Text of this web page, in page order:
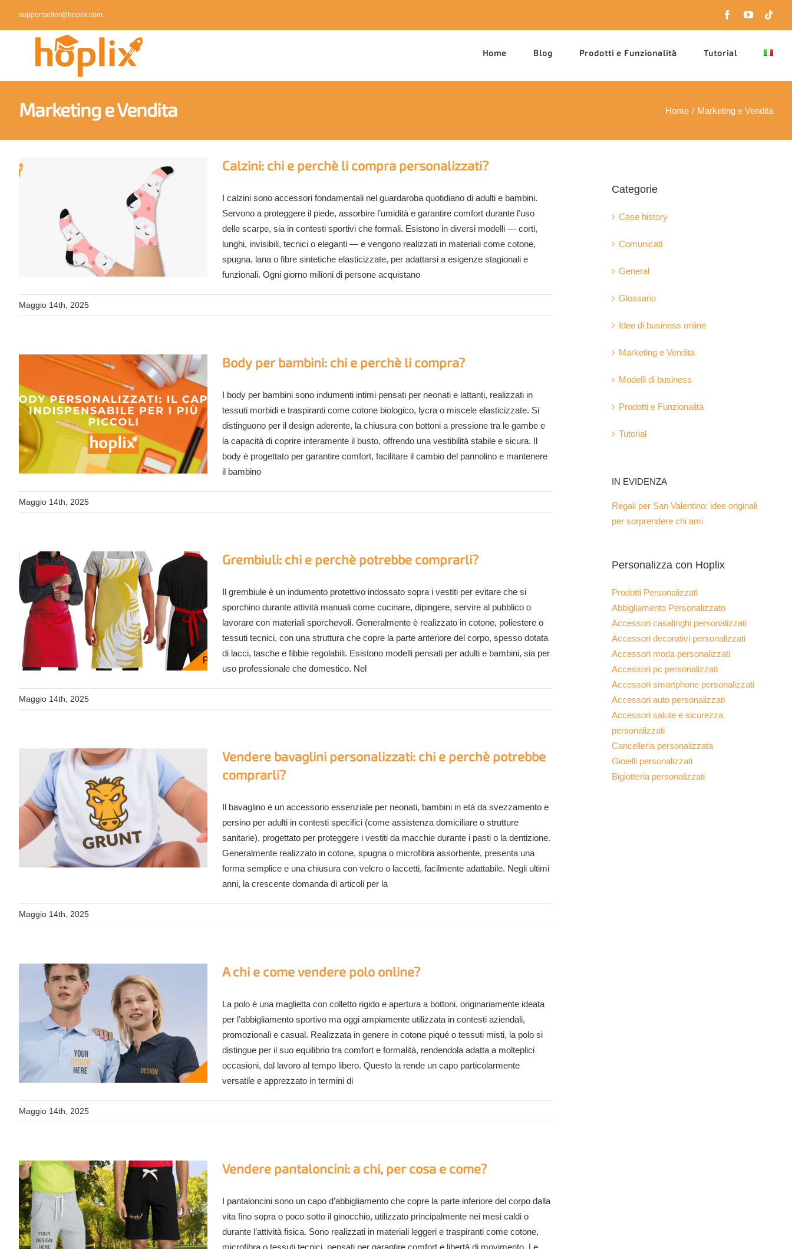
supportseller@hoplix.com FacebookYouTube
Home Blog Prodotti e Funzionalità Tutorial
Marketing e Vendita Home Marketing e Vendita
Calzini: chi e perchè li compra personalizzati?
I calzini sono accessori fondamentali nel guardaroba quotidiano di adulti e bambini.
Servono a proteggere il piede, assorbire l’umidità e garantire comfort durante l’uso
delle scarpe, sia in contesti sportivi che formali. Esistono in diversi modelli — corti,
lunghi, invisibili, tecnici o eleganti — e vengono realizzati in materiali come cotone,
spugna, lana o fibre sintetiche elasticizzate, per adattarsi a esigenze stagionali e
funzionali. Ogni giorno milioni di persone acquistano
Maggio 14th, 2025
Body per bambini: chi e perchè li compra?
I body per bambini sono indumenti intimi pensati per neonati e lattanti, realizzati in
tessuti morbidi e traspiranti come cotone biologico, lycra o miscele elasticizzate. Si
distinguono per il design aderente, la chiusura con bottoni a pressione tra le gambe e
la capacità di coprire interamente il busto, offrendo una vestibilità stabile e sicura. Il
body è progettato per garantire comfort, facilitare il cambio del pannolino e mantenere
il bambino
Maggio 14th, 2025
Grembiuli: chi e perchè potrebbe comprarli?
Il grembiule è un indumento protettivo indossato sopra i vestiti per evitare che si
sporchino durante attività manuali come cucinare, dipingere, servire al pubblico o
lavorare con materiali sporchevoli. Generalmente è realizzato in cotone, poliestere o
tessuti tecnici, con una struttura che copre la parte anteriore del corpo, spesso dotata
di lacci, tasche e fibbie regolabili. Esistono modelli pensati per adulti e bambini, sia per
uso professionale che domestico. Nel
Maggio 14th, 2025
Vendere bavaglini personalizzati: chi e perchè potrebbe
comprarli?
Il bavaglino è un accessorio essenziale per neonati, bambini in età da svezzamento e
persino per adulti in contesti specifici (come assistenza domiciliare o strutture
sanitarie), progettato per proteggere i vestiti da macchie durante i pasti o la dentizione.
Generalmente realizzato in cotone, spugna o microfibra assorbente, presenta una
forma semplice e una chiusura con velcro o laccetti, facilmente adattabile. Negli ultimi
anni, la crescente domanda di articoli per la
Maggio 14th, 2025
A chi e come vendere polo online?
La polo è una maglietta con colletto rigido e apertura a bottoni, originariamente ideata
per l’abbigliamento sportivo ma oggi ampiamente utilizzata in contesti aziendali,
promozionali e casual. Realizzata in genere in cotone piqué o tessuti misti, la polo si
distingue per il suo equilibrio tra comfort e formalità, rendendola adatta a molteplici
occasioni, dal lavoro al tempo libero. Questo la rende un capo particolarmente
versatile e apprezzato in termini di
Maggio 14th, 2025
Vendere pantaloncini: a chi, per cosa e come?
I pantaloncini sono un capo d’abbigliamento che copre la parte inferiore del corpo dalla
vita fino sopra o poco sotto il ginocchio, utilizzato principalmente nei mesi caldi o
durante l’attività fisica. Sono realizzati in materiali leggeri e traspiranti come cotone,
Categorie
Case history
Comunicati
General
Glossario
Idee di business online
Marketing e Vendita
Modelli di business
Prodotti e Funzionalità
Tutorial
IN EVIDENZA
Regali per San Valentino: idee originali
per sorprendere chi ami
Personalizza con Hoplix
Prodotti Personalizzati
Abbigliamento Personalizzato
Accessori casalinghi personalizzati
Accessori decorativi personalizzati
Accessori moda personalizzati
Accessori pc personalizzati
Accessori smartphone personalizzati
Accessori auto personalizzati
Accessori salute e sicurezza
personalizzati
Cancelleria personalizzata
Gioielli personalizzati
Bigiotteria personalizzati